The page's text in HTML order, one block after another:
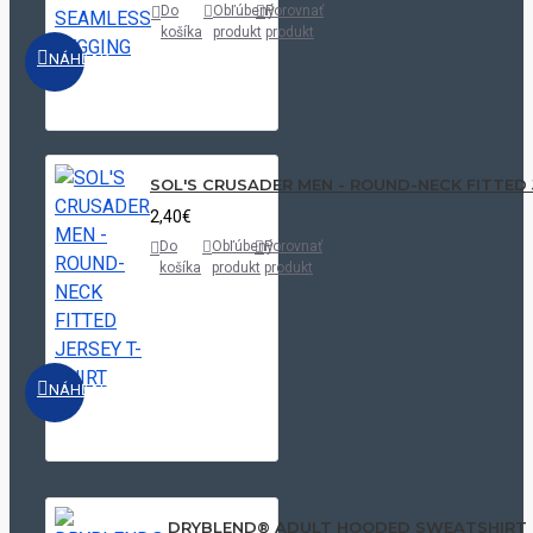
NÁHĽAD
Do
košíka
Obľúbený
produkt
Porovnať
produkt
NÁHĽAD
SOL'S CRUSADER MEN - ROUND-NECK FITTED
2,40€
Do
košíka
Obľúbený
produkt
Porovnať
produkt
DRYBLEND® ADULT HOODED SWEATSHIRT